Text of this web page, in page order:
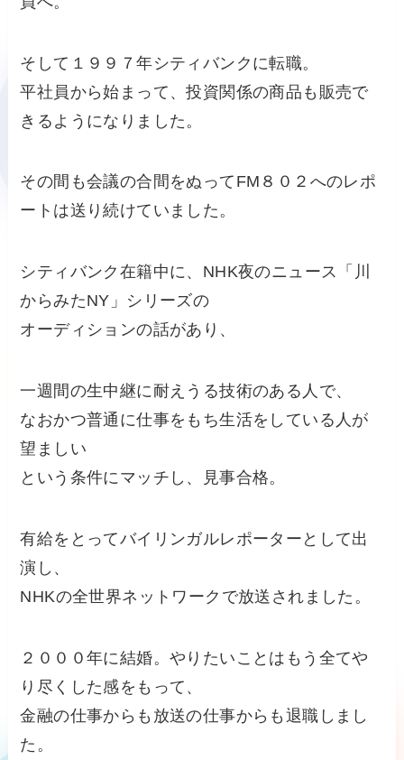
そして１９９７年シティバンクに転職。
平社員から始まって、投資関係の商品も販売で
きるようになりました。
その間も会議の合間をぬってFM８０２へのレポ
ートは送り続けていました。
シティバンク在籍中に、NHK夜のニュース「川
からみたNY」シリーズの
オーディションの話があり、
一週間の生中継に耐えうる技術のある人で、
なおかつ普通に仕事をもち生活をしている人が
望ましい
という条件にマッチし、見事合格。
有給をとってバイリンガルレポーターとして出
演し、
NHKの全世界ネットワークで放送されました。
２０００年に結婚。やりたいことはもう全てや
り尽くした感をもって、
金融の仕事からも放送の仕事からも退職しまし
た。